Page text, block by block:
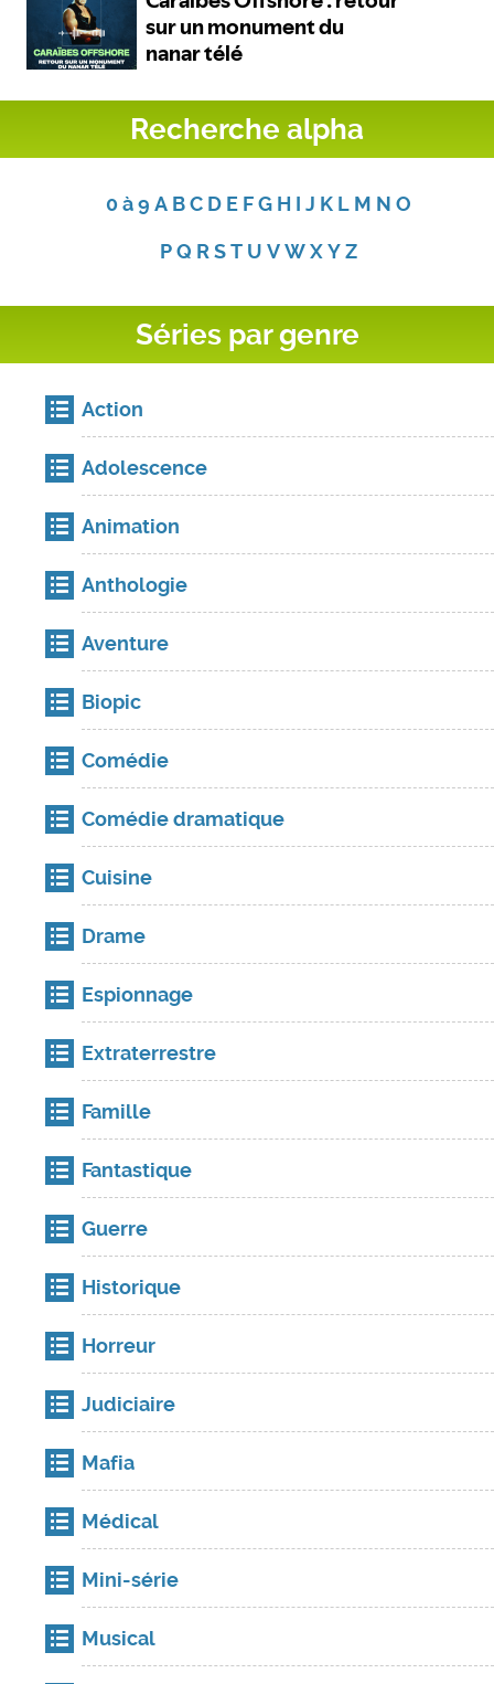
Recherche alpha
0 à 9 A B C D E F G H I J K L M N O
P Q R S T U V W X Y Z
Séries par genre
Action
Adolescence
Animation
Anthologie
Aventure
Biopic
Comédie
Comédie dramatique
Cuisine
Drame
Espionnage
Extraterrestre
Famille
Fantastique
Guerre
Historique
Horreur
Judiciaire
Mafia
Médical
Mini-série
Musical